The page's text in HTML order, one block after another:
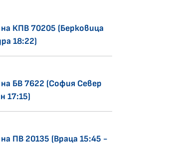
КПВ 70205 (Берковица
18:22)
БВ 7622 (София Север
17:15)
ПВ 20135 (Враца 15:45 -